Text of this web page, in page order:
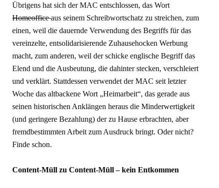
Übrigens hat sich der MAC entschlossen, das Wort
Homeofficeaus seinem Schreibwortschatz zu streichen, zum
einen, weil die dauernde Verwendung des Begriffs für das
vereinzelte, entsolidarisierende Zuhausehocken Werbung
macht, zum anderen, weil der schicke englische Begriff das
Elend und die Ausbeutung, die dahinter stecken, verschleiert
und verklärt. Stattdessen verwendet der MAC seit letzter
Woche das altbackene Wort „Heimarbeit“, das gerade aus
seinen historischen Anklängen heraus die Minderwertigkeit
(und geringere Bezahlung) der zu Hause erbrachten, aber
fremdbestimmten Arbeit zum Ausdruck bringt. Oder nicht?
Finde schon.
Content-Müll zu Content-Müll – kein Entkommen